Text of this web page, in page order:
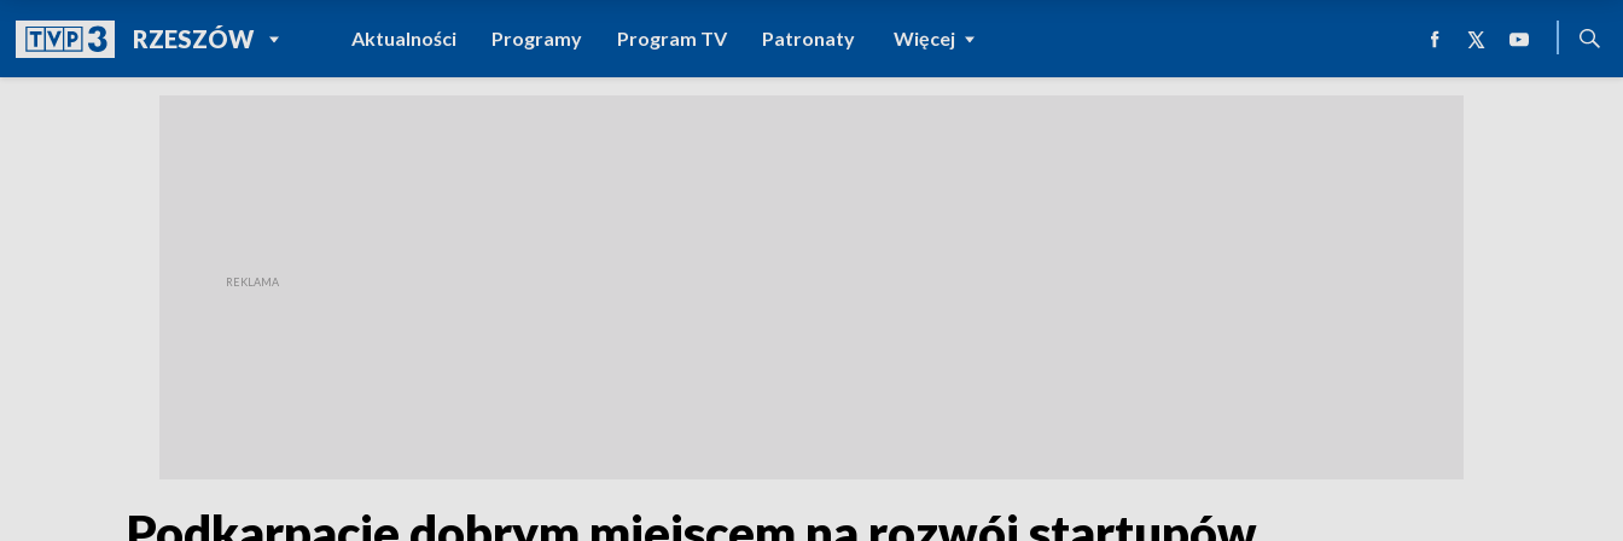
RZESZÓWPOWRÓT DO
TVP REGIONY
Aktualności Programy Program TV Patronaty Więcej